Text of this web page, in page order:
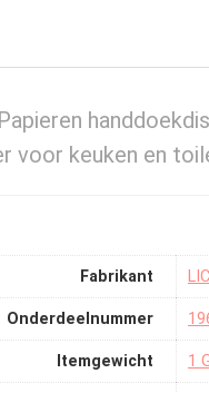
Papieren
voor keuken en
Fabrikant
Onderdeelnummer
Itemgewicht ‎1